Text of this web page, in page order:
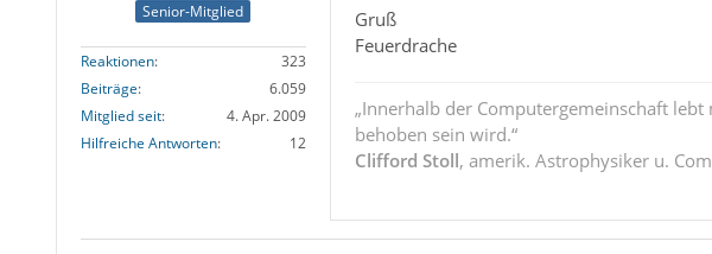
Senior-Mitglied
Reaktionen
323
Beiträge
6.059
Mitglied seit
4. Apr. 2009
Hilfreiche Antworten
12
Gruß
Feuerdrache
„Innerhalb der Computergemeinschaft
behoben sein wird.“
Clifford Stoll, amerik. Astrophysiker u.